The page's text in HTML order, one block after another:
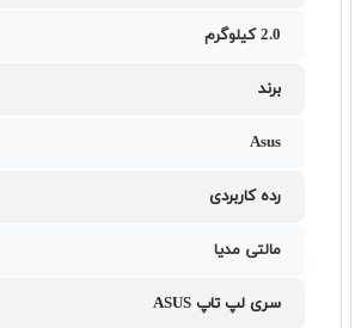
2.0 کیلوگرم
برند
Asus
رده کاربردی
مالتی مدیا
سری لپ تاپ ASUS